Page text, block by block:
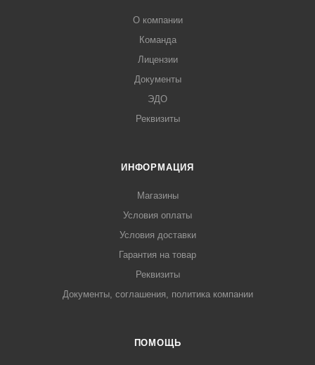
О компании
Команда
Лицензии
Документы
ЭДО
Реквизиты
ИНФОРМАЦИЯ
Магазины
Условия оплаты
Условия доставки
Гарантия на товар
Реквизиты
Документы, соглашения, политика компании
ПОМОЩЬ